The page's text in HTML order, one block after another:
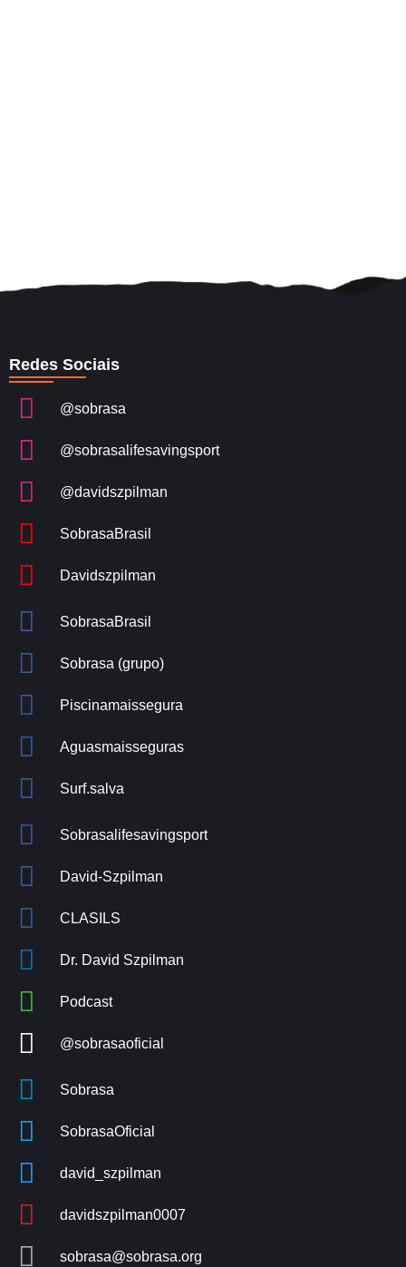
Redes Sociais
@sobrasa
@sobrasalifesavingsport
@davidszpilman
SobrasaBrasil
Davidszpilman
SobrasaBrasil
Sobrasa (grupo)
Piscinamaissegura
Aguasmaisseguras
Surf.salva
Sobrasalifesavingsport
David-Szpilman
CLASILS
Dr. David Szpilman
Podcast
@sobrasaoficial
Sobrasa
SobrasaOficial
david_szpilman
davidszpilman0007
sobrasa@sobrasa.org